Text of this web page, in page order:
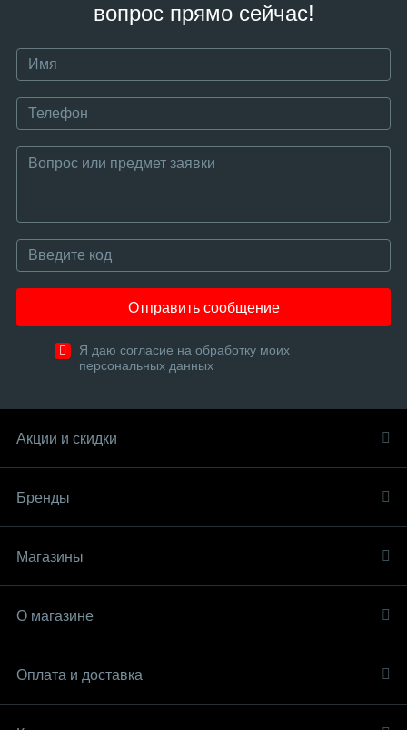
вопрос прямо сейчас!
Отправить сообщение
Я даю согласие на обработку моих
персональных данных
Акции и скидки
Бренды
Магазины
О магазине
Оплата и доставка